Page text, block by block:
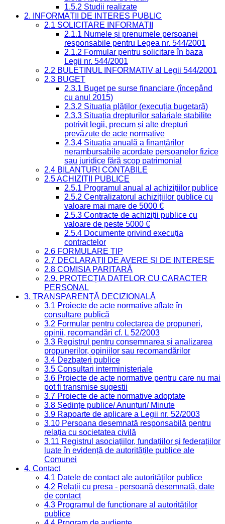
1.5.2 Studii realizate
2. INFORMAȚII DE INTERES PUBLIC
2.1 SOLICITARE INFORMAȚII
2.1.1 Numele și prenumele persoanei
responsabile pentru Legea nr. 544/2001
2.1.2 Formular pentru solicitare în baza
Legii nr. 544/2001
2.2 BULETINUL INFORMATIV al Legii 544/2001
2.3 BUGET
2.3.1 Buget pe surse financiare (începând
cu anul 2015)
2.3.2 Situația plăților (execuția bugetară)
2.3.3 Situația drepturilor salariale stabilite
potrivit legii, precum și alte drepturi
prevăzute de acte normative
2.3.4 Situația anuală a finanțărilor
nerambursabile acordate persoanelor fizice
sau juridice fără scop patrimonial
2.4 BILANȚURI CONTABILE
2.5 ACHIZIȚII PUBLICE
2.5.1 Programul anual al achizițiilor publice
2.5.2 Centralizatorul achizițiilor publice cu
valoare mai mare de 5000 €
2.5.3 Contracte de achiziții publice cu
valoare de peste 5000 €
2.5.4 Documente privind execuția
contractelor
2.6 FORMULARE TIP
2.7 DECLARAȚII DE AVERE ȘI DE INTERESE
2.8 COMISIA PARITARĂ
2.9. PROTECȚIA DATELOR CU CARACTER
PERSONAL
3. TRANSPARENȚĂ DECIZIONALĂ
3.1 Proiecte de acte normative aflate în
consultare publică
3.2 Formular pentru colectarea de propuneri,
opinii, recomandări cf. L 52/2003
3.3 Registrul pentru consemnarea și analizarea
propunerilor, opiniilor sau recomandărilor
3.4 Dezbateri publice
3.5 Consultari interministeriale
3.6 Proiecte de acte normative pentru care nu mai
pot fi transmise sugestii
3.7 Proiecte de acte normative adoptate
3.8 Ședințe publice/ Anunțuri/ Minute
3.9 Rapoarte de aplicare a Legii nr. 52/2003
3.10 Persoana desemnată responsabilă pentru
relația cu societatea civilă
3.11 Registrul asociațiilor, fundațiilor și federațiilor
luate în evidență de autoritățile publice ale
Comunei
4. Contact
4.1 Datele de contact ale autorităților publice
4.2 Relații cu presa - persoană desemnată, date
de contact
4.3 Programul de funcționare al autorităților
publice